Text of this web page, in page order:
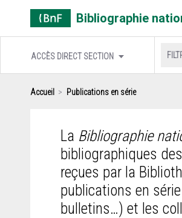
Bibliographie
ACCÈS DIRECT SECTION
Accueil Publications en série
La Bibliographie
bibliographiques
reçues par la
publications en
bulletins…) et les